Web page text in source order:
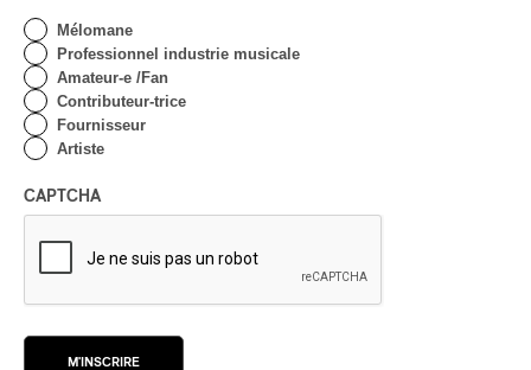
Mélomane
Professionnel industrie musicale
Amateur-e /Fan
Contributeur-trice
Fournisseur
Artiste
CAPTCHA
M'INSCRIRE